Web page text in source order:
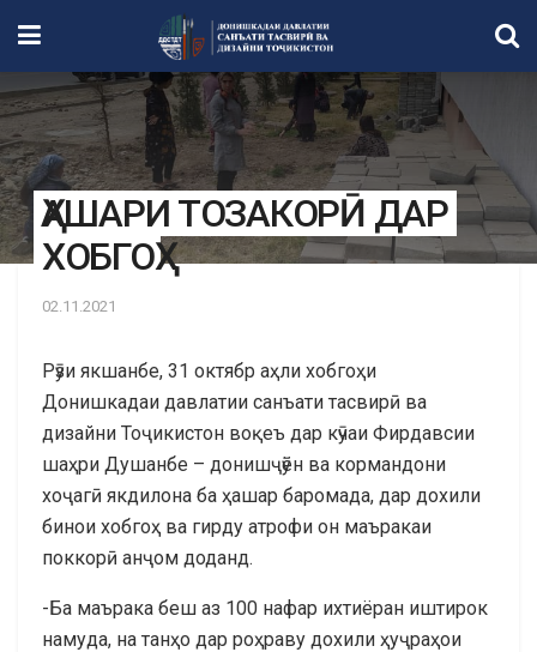
ҲАШАРИ ТОЗАКОРӢ ДАР
ХОБГОҲ
02.11.2021
Рӯзи якшанбе, 31 октябр аҳли хобгоҳи
Донишкадаи давлатии санъати тасвирӣ ва
дизайни Тоҷикистон воқеъ дар кӯчаи Фирдавсии
шаҳри Душанбе – донишҷӯён ва кормандони
хоҷагӣ якдилона ба ҳашар баромада, дар дохили
бинои хобгоҳ ва гирду атрофи он маъракаи
поккорӣ анҷом доданд.
-Ба маърака беш аз 100 нафар ихтиёран иштирок
намуда, на танҳо дар роҳраву дохили ҳуҷраҳои